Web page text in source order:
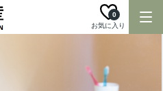
お気に入り
0